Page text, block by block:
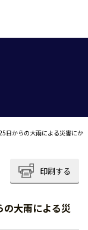
日からの大雨による災害にか
印刷する
の大雨による災